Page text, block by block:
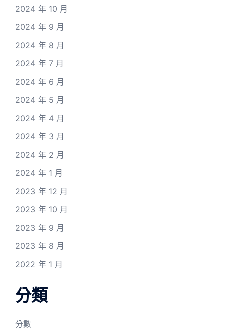
2024 年 10 月
2024 年 9 月
2024 年 8 月
2024 年 7 月
2024 年 6 月
2024 年 5 月
2024 年 4 月
2024 年 3 月
2024 年 2 月
2024 年 1 月
2023 年 12 月
2023 年 10 月
2023 年 9 月
2023 年 8 月
2022 年 1 月
分類
分數